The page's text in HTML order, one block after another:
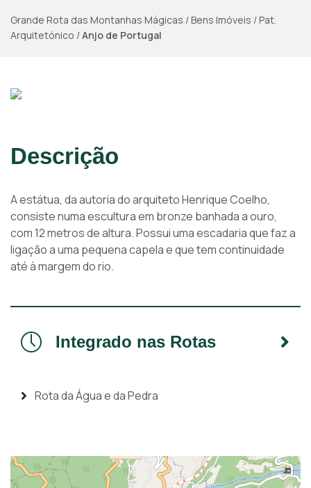
Grande Rota das Montanhas Mágicas /Bens Imóveis /Pat.
Arquitetónico /Anjo de Portugal
Descrição
A estátua, da autoria do arquiteto Henrique Coelho,
consiste numa escultura em bronze banhada a ouro,
com 12 metros de altura. Possui uma escadaria que faz a
ligação a uma pequena capela e que tem continuidade
até à margem do rio.
Integrado nas Rotas
Rota da Água e da Pedra